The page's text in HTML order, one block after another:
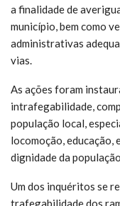
a finalidade de
município, bem como
administrativas
vias.
As ações foram
intrafegabilidade,
população local,
locomoção, educação,
dignidade da
Um dos inquéritos se